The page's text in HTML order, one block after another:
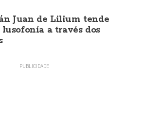
Juan de Lilium tende
lusofonía a través dos